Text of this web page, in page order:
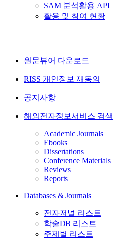
SAM 분석활용 API
활용 및 참여 현황
원문뷰어 다운로드
RISS 개인정보 재동의
공지사항
해외전자정보서비스 검색
Academic Journals
Ebooks
Dissertations
Conference Materials
Reviews
Reports
Databases & Journals
전자저널 리스트
학술DB 리스트
주제별 리스트